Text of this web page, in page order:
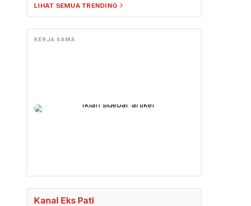
LIHAT SEMUA TRENDING
KERJA SAMA
Kanal Eks Pati